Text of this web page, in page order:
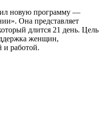
новую программу —
Она представляет
длится 21 день. Цель
женщин,
и работой.